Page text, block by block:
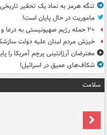
تنگه هرمز به نماد یک تحقیر
ماموریت در حال پایان است!
۲۰ حمله رژیم صهیونیستی به درعا و قنیطره در یک هفته
خیزش مردم لبنان علیه دولت
معترضان آرژانتینی پرچم آمریکا را
شکاف‌های عمیق در اسرائیل!
سلامت